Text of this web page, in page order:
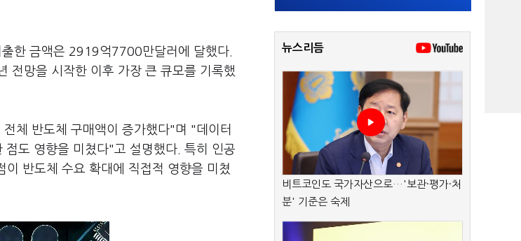
한 금액은 2919억7700만달러에 달했다.
망을 시작한 이후 가장 큰 큐모를 기록했
체 반도체 구매액이 증가했다"며 "데이터
도 영향을 미쳤다"고 설명했다. 특히 인공
반도체 수요 확대에 직접적 영향을 미쳤
뉴스리듬
비트코인도 국가자산으로…'보관·평가·처
분' 기준은 숙제